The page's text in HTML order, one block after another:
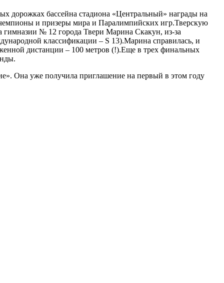
дорожках бассейна стадиона «Центральный» награды на
и призеры мира и Паралимпийских игр.Тверскую
гимназии № 12 города Твери Марина Скакун, из-за
классификации – S 13).Марина справилась, и
дистанции – 100 метров (!).Еще в трех финальных
Она уже получила приглашение на первый в этом году